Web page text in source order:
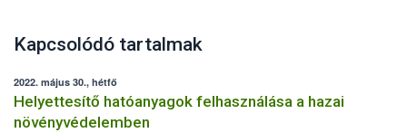
Kapcsolódó tartalmak
2022. május 30., hétfő
Helyettesítő hatóanyagok felhasználása a hazai
növényvédelemben